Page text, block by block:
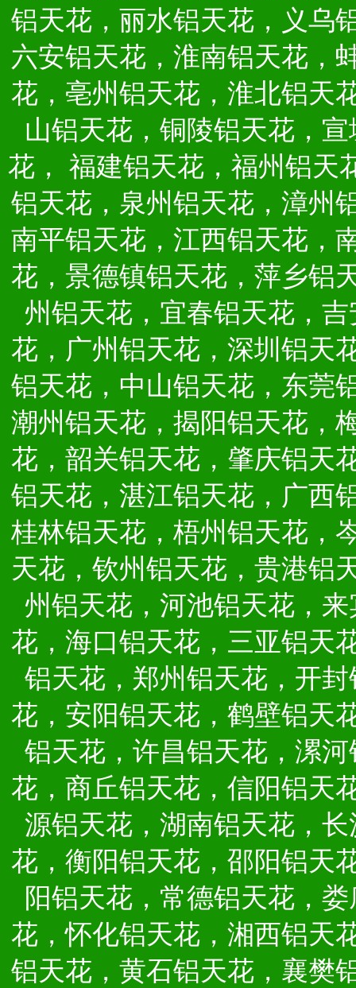
铝天花，丽水铝天花，义乌
六安铝天花，淮南铝天花，
花，亳州铝天花，淮北铝天
山铝天花，铜陵铝天花，
花，
福建铝天花，福州铝天
铝天花，泉州铝天花，漳州
南平铝天花，江西铝天花，
花，景德镇铝天花，萍乡铝
州铝天花，宜春铝天花，
花，广州铝天花，深圳铝天
铝天花，中山铝天花，东莞
潮州铝天花，揭阳铝天花，
花，韶关铝天花，肇庆铝天
铝天花，湛江铝天花，广西
桂林铝天花，梧州铝天花，
天花，钦州铝天花，贵港铝
州铝天花，河池铝天花，
花，海口铝天花，三亚铝天
铝天花，郑州铝天花，开
花，安阳铝天花，鹤壁铝天
铝天花，许昌铝天花，漯
花，商丘铝天花，信阳铝天
源铝天花，湖南铝天花，
花，衡阳铝天花，邵阳铝天
阳铝天花，常德铝天花，
花，怀化铝天花，湘西铝天
铝天花，黄石铝天花，襄樊